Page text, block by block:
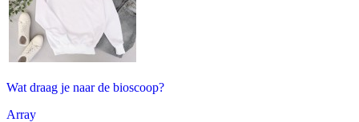
Wat draag je naar de bioscoop?
Array